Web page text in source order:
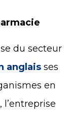
du secteur
anglais ses
en
l’entreprise